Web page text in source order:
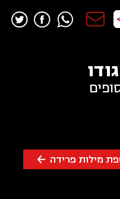
מילות פרידה